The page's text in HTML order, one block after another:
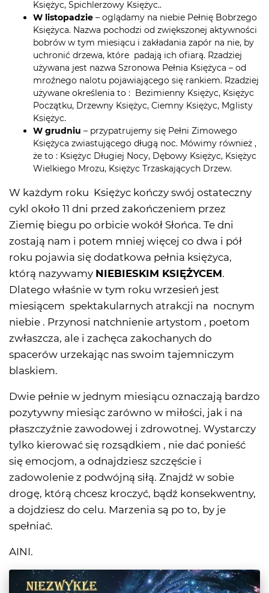
Księżyc, Spichlerzowy Księżyc..
W listopadzie – oglądamy na niebie Pełnię Bobrzego
Księżyca. Nazwa pochodzi od zwiększonej aktywności
bobrów w tym miesiącu i zakładania zapór na nie, by
uchronić drzewa, które padają ich ofiarą. Rzadziej
używana jest nazwa Szronowa Pełnia Księżyca – od
mroźnego nalotu pojawiającego się rankiem. Rzadziej
używane określenia to : Bezimienny Księżyc, Księżyc
Początku, Drzewny Księżyc, Ciemny Księżyc, Mglisty
Księżyc.
W grudniu – przypatrujemy się Pełni Zimowego
Księżyca zwiastującego długą noc. Mówimy również ,
że to : Księżyc Długiej Nocy, Dębowy Księżyc, Księżyc
Wielkiego Mrozu, Księżyc Trzaskających Drzew.
W każdym roku Księżyc kończy swój ostateczny
cykl około 11 dni przed zakończeniem przez
Ziemię biegu po orbicie wokół Słońca. Te dni
zostają nam i potem mniej więcej co dwa i pół
roku pojawia się dodatkowa pełnia księżyca,
którą nazywamy NIEBIESKIM KSIĘŻYCEM.
Dlatego właśnie w tym roku wrzesień jest
miesiącem spektakularnych atrakcji na nocnym
niebie . Przynosi natchnienie artystom , poetom
zwłaszcza, ale i zachęca zakochanych do
spacerów urzekając nas swoim tajemniczym
blaskiem.
Dwie pełnie w jednym miesiącu oznaczają bardzo
pozytywny miesiąc zarówno w miłości, jak i na
płaszczyźnie zawodowej i zdrowotnej. Wystarczy
tylko kierować się rozsądkiem , nie dać ponieść
się emocjom, a odnajdziesz szczęście i
zadowolenie z podwójną siłą. Znajdź w sobie
drogę, którą chcesz kroczyć, bądź konsekwentny,
a dojdziesz do celu. Marzenia są po to, by je
spełniać.
AINI.